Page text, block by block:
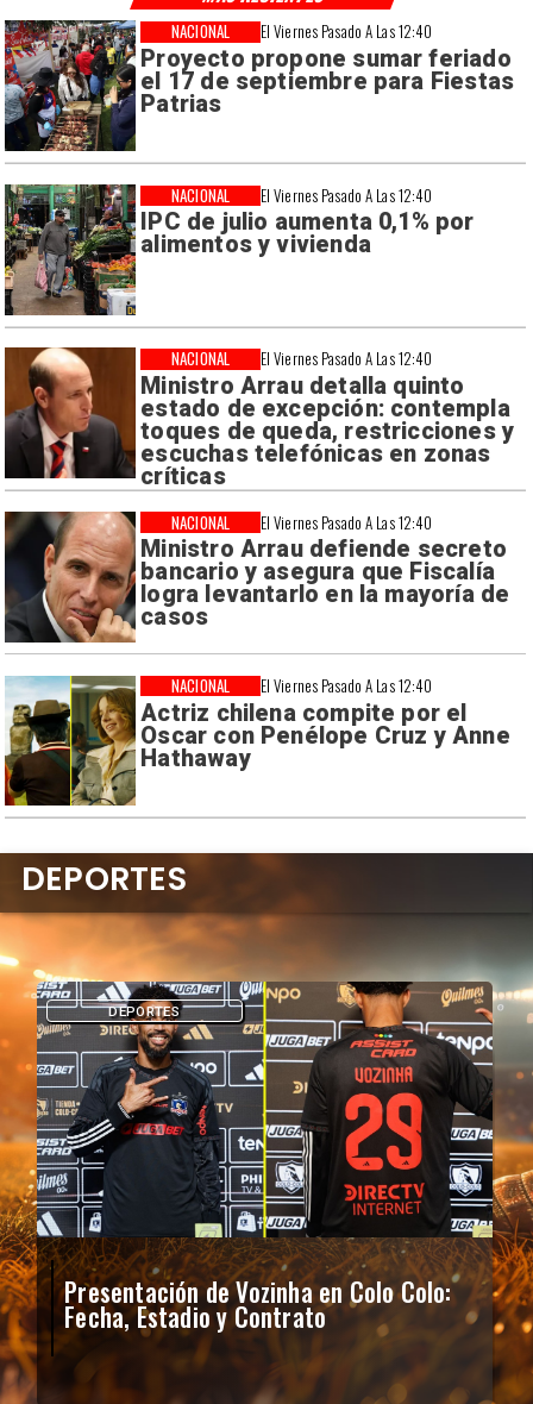
El Viernes Pasado A Las 12:40
Proyecto propone sumar feriado
el 17 de septiembre para Fiestas
Patrias
NACIONAL
El Viernes Pasado A Las 12:40
IPC de julio aumenta 0,1% por
alimentos y vivienda
NACIONAL
El Viernes Pasado A Las 12:40
Ministro Arrau detalla quinto
estado de excepción: contempla
toques de queda, restricciones y
escuchas telefónicas en zonas
críticas
NACIONAL
El Viernes Pasado A Las 12:40
Ministro Arrau defiende secreto
bancario y asegura que Fiscalía
logra levantarlo en la mayoría de
casos
NACIONAL
El Viernes Pasado A Las 12:40
Actriz chilena compite por el
Oscar con Penélope Cruz y Anne
Hathaway
NACIONAL
Presentación de Vozinha en Colo Colo:
Fecha, Estadio y Contrato
DEPORTES
DEPORTES